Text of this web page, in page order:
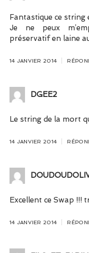
Fantastique ce string
Je ne peux
préservatif en laine
14 JANVIER 2014
DGEE2
Le string de la mort
14 JANVIER 2014
Excellent ce Swap
14 JANVIER 2014